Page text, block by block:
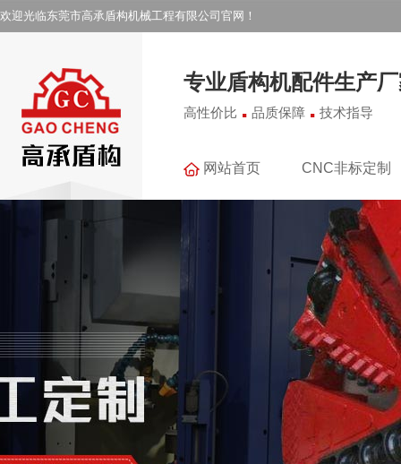
欢迎光临东莞市高承盾构机械工程有限公司官网！
专业盾构机配件生产
高性价比 . 品质保障 . 技术指导
网站首页 CNC非标定制